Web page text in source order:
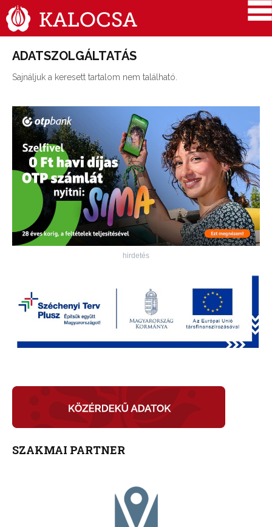
ADATSZOLGÁLTATÁS
Sajnáljuk a keresett tartalom nem található.
hirdetés
SZAKMAI PARTNER